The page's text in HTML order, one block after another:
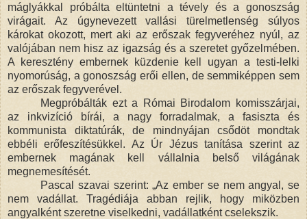
máglyákkal próbálta eltüntetni a tévely és a gonoszság
virágait. Az úgynevezett vallási türelmetlenség súlyos
károkat okozott, mert aki az erőszak fegyveréhez nyúl, az
valójában nem hisz az igazság és a szeretet győzelmében.
A keresztény embernek küzdenie kell ugyan a testi-lelki
nyomorúság, a gonoszság erői ellen, de semmiképpen sem
az erőszak fegyverével.
Megpróbálták ezt a Római Birodalom komisszárjai,
az inkvizíció bírái, a nagy forradalmak, a fasiszta és
kommunista diktatúrák, de mindnyájan csődöt mondtak
ebbéli erőfeszítésükkel. Az Úr Jézus tanítása szerint az
embernek magának kell vállalnia belső világának
megnemesítését.
Pascal szavai szerint: „Az ember se nem angyal, se
nem vadállat. Tragédiája abban rejlik, hogy miközben
angyalként szeretne viselkedni, vadállatként cselekszik.